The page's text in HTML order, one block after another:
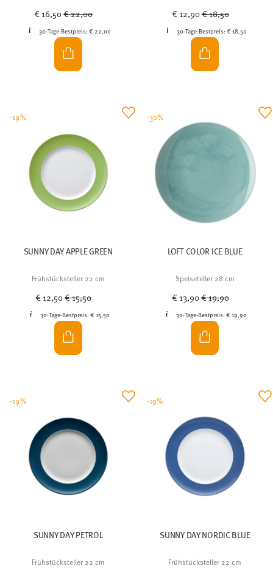
€ 16,50Price reduced from
€ 22,00
30-Tage-Bestpreis: € 22,00
€ 12,90Price reduced from
€ 18,50
30-Tage-Bestpreis: € 18,50
SUNNY DAY APPLE GREEN
Frühstücksteller 22 cm
€ 12,50Price reduced from
€ 15,50
30-Tage-Bestpreis: € 15,50
-19%
LOFT COLOR ICE BLUE
Speiseteller 28 cm
€ 13,90Price reduced from
€ 19,90
30-Tage-Bestpreis:€ 19,90
-30%
SUNNY DAY PETROL
Frühstücksteller 22 cm
-19%
SUNNY DAY NORDIC BLUE
Frühstücksteller 22 cm
-19%